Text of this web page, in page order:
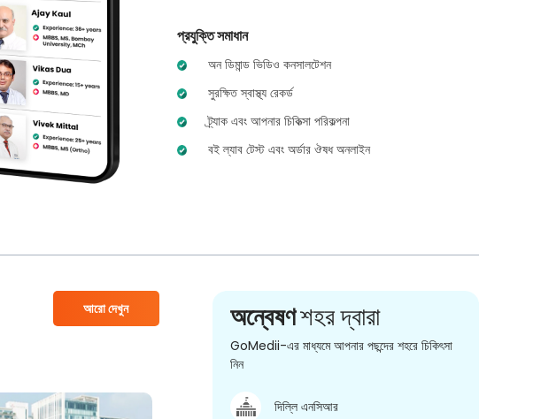
প্রযুক্তি সমাধান
অন ডিমান্ড ভিডিও কনসালটেশন
সুরক্ষিত স্বাস্থ্য রেকর্ড
ট্র্যাক এবং আপনার চিকিত্সা পরিকল্পনা
বই ল্যাব টেস্ট এবং অর্ডার ঔষধ অনলাইন
আরো দেখুন অন্বেষণশহর দ্বারা
GoMedii-এর মাধ্যমে আপনার পছন্দের শহরে চিকিৎসা
নিন
দিল্লি এনসিআর